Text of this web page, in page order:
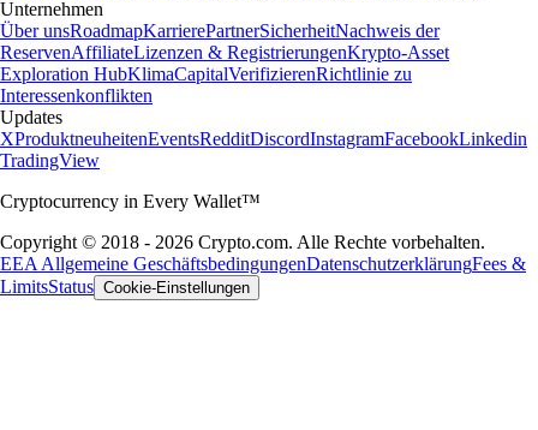
Unternehmen
Über unsRoadmapKarrierePartnerSicherheitNachweis der
ReservenAffiliateLizenzen & RegistrierungenKrypto-Asset
Exploration HubKlimaCapitalVerifizierenRichtlinie zu
Interessenkonflikten
Updates
XProduktneuheitenEventsRedditDiscordInstagramFacebookLinkedin
TradingView
Cryptocurrency in Every Wallet™
Copyright © 2018 - 2026 Crypto.com. Alle Rechte vorbehalten.
EEA Allgemeine GeschäftsbedingungenDatenschutzerklärungFees &
LimitsStatus Cookie-Einstellungen